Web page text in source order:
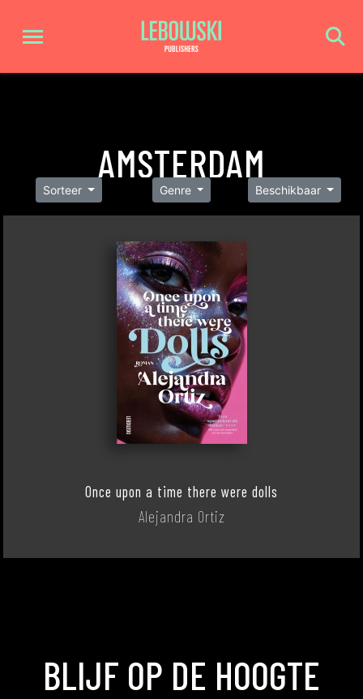
AMSTERDAM
Sorteer Genre Beschikbaar
Once upon a time there were dolls
Alejandra Ortiz
BLIJF OP DE HOOGTE